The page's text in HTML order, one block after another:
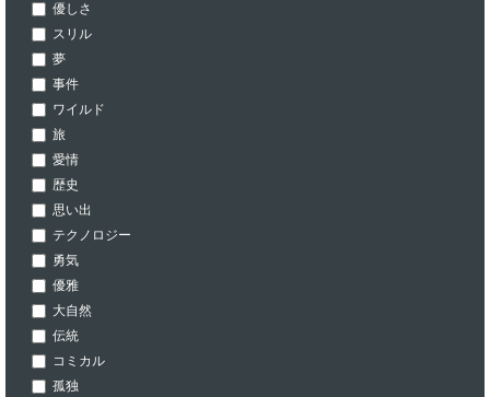
優しさ
スリル
夢
事件
ワイルド
旅
愛情
歴史
思い出
テクノロジー
勇気
優雅
大自然
伝統
コミカル
孤独